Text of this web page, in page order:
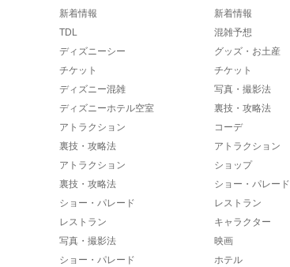
新着情報
TDL
ディズニーシー
チケット
ディズニー混雑
ディズニーホテル空室
アトラクション
裏技・攻略法
アトラクション
裏技・攻略法
ショー・パレード
レストラン
写真・撮影法
ショー・パレード
新着情報
混雑予想
グッズ・お土産
チケット
写真・撮影法
裏技・攻略法
コーデ
アトラクション
ショップ
ショー・パレード
レストラン
キャラクター
映画
ホテル